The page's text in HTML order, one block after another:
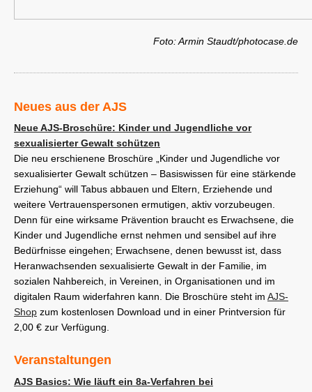
Foto: Armin Staudt/photocase.de
Neues aus der AJS
Neue AJS-Broschüre: Kinder und Jugendliche vor
sexualisierter Gewalt schützen
Die neu erschienene Broschüre „Kinder und Jugendliche vor
sexualisierter Gewalt schützen – Basiswissen für eine stärkende
Erziehung“ will Tabus abbauen und Eltern, Erziehende und
weitere Vertrauenspersonen ermutigen, aktiv vorzubeugen.
Denn für eine wirksame Prävention braucht es Erwachsene, die
Kinder und Jugendliche ernst nehmen und sensibel auf ihre
Bedürfnisse eingehen; Erwachsene, denen bewusst ist, dass
Heranwachsenden sexualisierte Gewalt in der Familie, im
sozialen Nahbereich, in Vereinen, in Organisationen und im
digitalen Raum widerfahren kann. Die Broschüre steht im AJS-
Shop zum kostenlosen Download und in einer Printversion für
2,00 € zur Verfügung.
Veranstaltungen
AJS Basics: Wie läuft ein 8a-Verfahren bei